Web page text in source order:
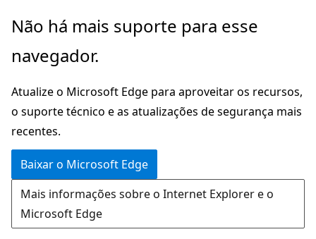
Pular
o
principal
Não há mais suporte para esse
navegador.
Atualize o Microsoft Edge para aproveitar os recursos,
o suporte técnico e as atualizações de segurança mais
recentes.
Baixar o Microsoft Edge
Mais informações sobre o Internet Explorer e o
Microsoft Edge